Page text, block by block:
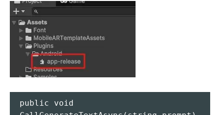
public void